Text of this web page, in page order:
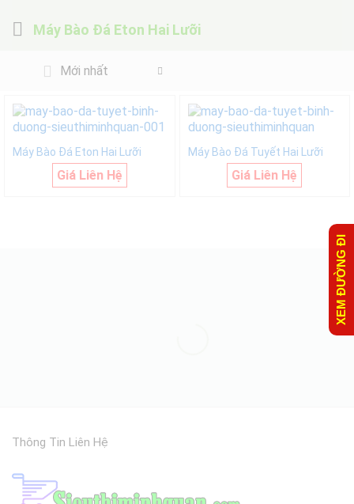
Máy Bào Đá Eton Hai Lưỡi
Mới nhất
Máy Bào Đá Eton Hai Lưỡi
Giá Liên Hệ
Máy Bào Đá Tuyết Hai Lưỡi
Giá Liên Hệ
Thông Tin Liên Hệ
XEM ĐƯỜNG ĐI